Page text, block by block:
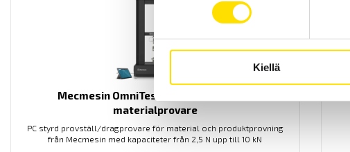
Kiellä
Mecmesin OmniTest™ 10 motoriserad
materialprovare
PC styrd provställ/dragprovare för material och produktprovning
från Mecmesin med kapaciteter från 2,5 N upp till 10 kN